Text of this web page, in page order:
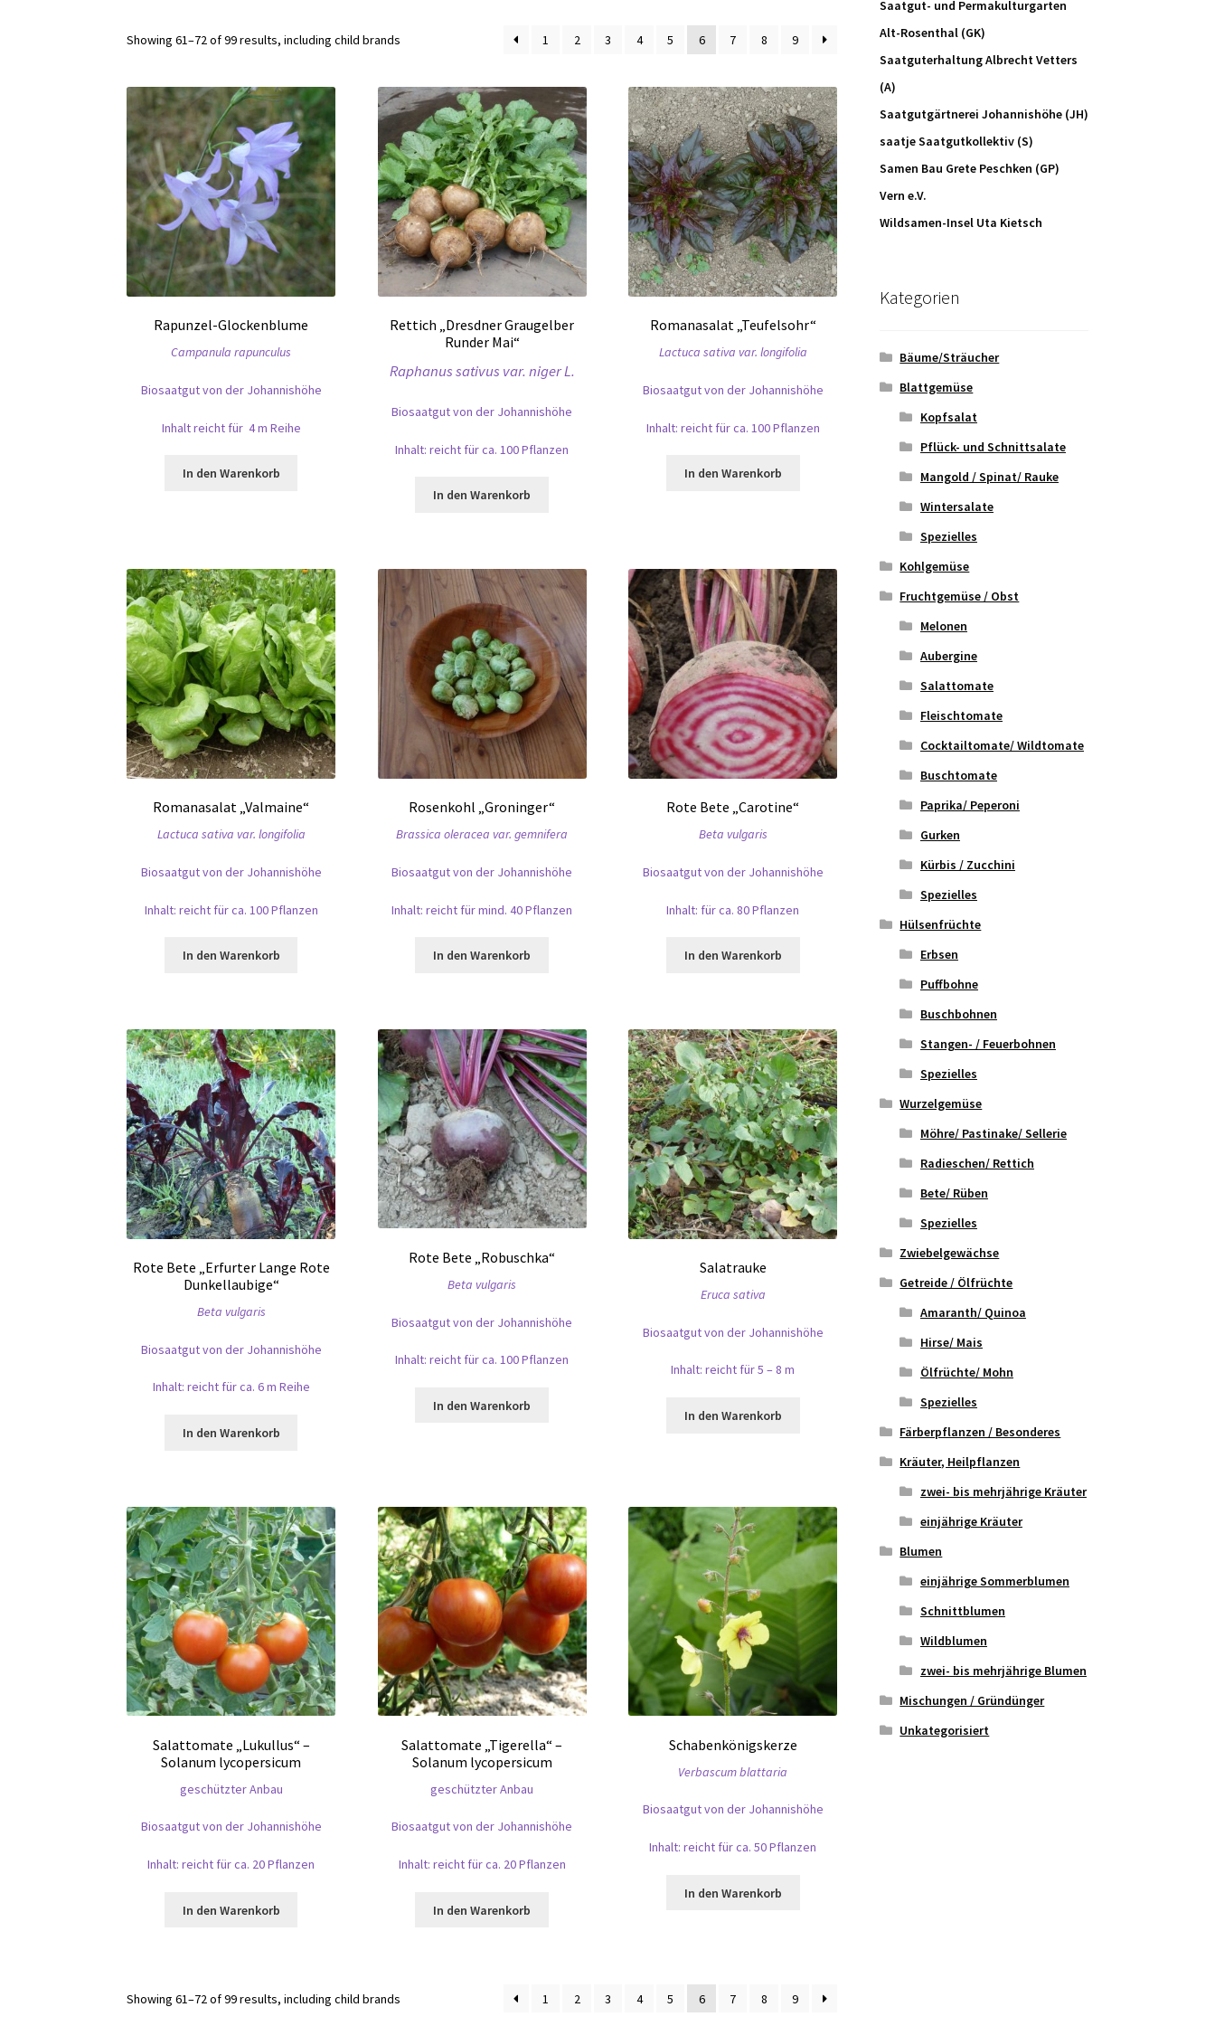
Showing 61–72 of 99 results, including child brands 1 2 3 4 5 6 7 8 9
Rapunzel-Glockenblume
Campanula rapunculus
Biosaatgut von der Johannishöhe
Inhalt reicht für 4 m Reihe
In den Warenkorb
Rettich „Dresdner Graugelber
Runder Mai“
Raphanus sativus var. niger L.
Biosaatgut von der Johannishöhe
Inhalt: reicht für ca. 100 Pflanzen
In den Warenkorb
Romanasalat „Teufelsohr“
Lactuca sativa var. longifolia
Biosaatgut von der Johannishöhe
Inhalt: reicht für ca. 100 Pflanzen
In den Warenkorb
Romanasalat „Valmaine“
Lactuca sativa var. longifolia
Biosaatgut von der Johannishöhe
Inhalt: reicht für ca. 100 Pflanzen
In den Warenkorb
Rosenkohl „Groninger“
Brassica oleracea var. gemnifera
Biosaatgut von der Johannishöhe
Inhalt: reicht für mind. 40 Pflanzen
In den Warenkorb
Rote Bete „Carotine“
Beta vulgaris
Biosaatgut von der Johannishöhe
Inhalt: für ca. 80 Pflanzen
In den Warenkorb
Rote Bete „Erfurter Lange Rote
Dunkellaubige“
Beta vulgaris
Biosaatgut von der Johannishöhe
Inhalt: reicht für ca. 6 m Reihe
In den Warenkorb
Rote Bete „Robuschka“
Beta vulgaris
Biosaatgut von der Johannishöhe
Inhalt: reicht für ca. 100 Pflanzen
In den Warenkorb
Salatrauke
Eruca sativa
Biosaatgut von der Johannishöhe
Inhalt: reicht für 5 – 8 m
In den Warenkorb
Salattomate „Lukullus“ –
Solanum lycopersicum
geschützter Anbau
Biosaatgut von der Johannishöhe
Inhalt: reicht für ca. 20 Pflanzen
In den Warenkorb
Salattomate „Tigerella“ –
Solanum lycopersicum
geschützter Anbau
Biosaatgut von der Johannishöhe
Inhalt: reicht für ca. 20 Pflanzen
In den Warenkorb
Schabenkönigskerze
Verbascum blattaria
Biosaatgut von der Johannishöhe
Inhalt: reicht für ca. 50 Pflanzen
In den Warenkorb
Showing 61–72 of 99 results, including child brands 1 2 3 4 5 6 7 8 9
Saatgut- und Permakulturgarten
Alt-Rosenthal (GK)
Saatguterhaltung Albrecht Vetters
(A)
Saatgutgärtnerei Johannishöhe (JH)
saatje Saatgutkollektiv (S)
Samen Bau Grete Peschken (GP)
Vern e.V.
Wildsamen-Insel Uta Kietsch
Kategorien
Bäume/Sträucher
Blattgemüse
Kopfsalat
Pflück- und Schnittsalate
Mangold / Spinat/ Rauke
Wintersalate
Spezielles
Kohlgemüse
Fruchtgemüse / Obst
Melonen
Aubergine
Salattomate
Fleischtomate
Cocktailtomate/ Wildtomate
Buschtomate
Paprika/ Peperoni
Gurken
Kürbis / Zucchini
Spezielles
Hülsenfrüchte
Erbsen
Puffbohne
Buschbohnen
Stangen- / Feuerbohnen
Spezielles
Wurzelgemüse
Möhre/ Pastinake/ Sellerie
Radieschen/ Rettich
Bete/ Rüben
Spezielles
Zwiebelgewächse
Getreide / Ölfrüchte
Amaranth/ Quinoa
Hirse/ Mais
Ölfrüchte/ Mohn
Spezielles
Färberpflanzen / Besonderes
Kräuter, Heilpflanzen
zwei- bis mehrjährige Kräuter
einjährige Kräuter
Blumen
einjährige Sommerblumen
Schnittblumen
Wildblumen
zwei- bis mehrjährige Blumen
Mischungen / Gründünger
Unkategorisiert